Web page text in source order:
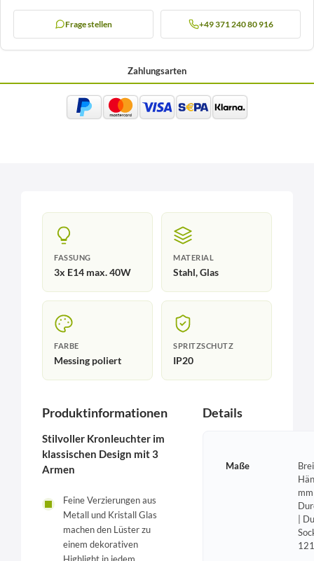
Frage stellen +49 371 240 80 916
Zahlungsarten
FASSUNG
3x E14 max. 40W
MATERIAL
Stahl, Glas
FARBE
Messing poliert
SPRITZSCHUTZ
IP20
Produktinformationen
Stilvoller Kronleuchter im
klassischen Design mit 3
Armen
Feine Verzierungen aus
Metall und Kristall Glas
machen den Lüster zu
einem dekorativen
Details
Maße
|